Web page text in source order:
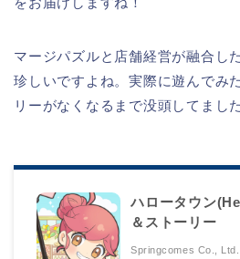
マージパズルと店舗経営が融合し
珍しいですよね。実際に遊んでみ
リーがなくなるまで没頭してまし
ハロータウン
＆ストーリー
Springcomes Co., Ltd.